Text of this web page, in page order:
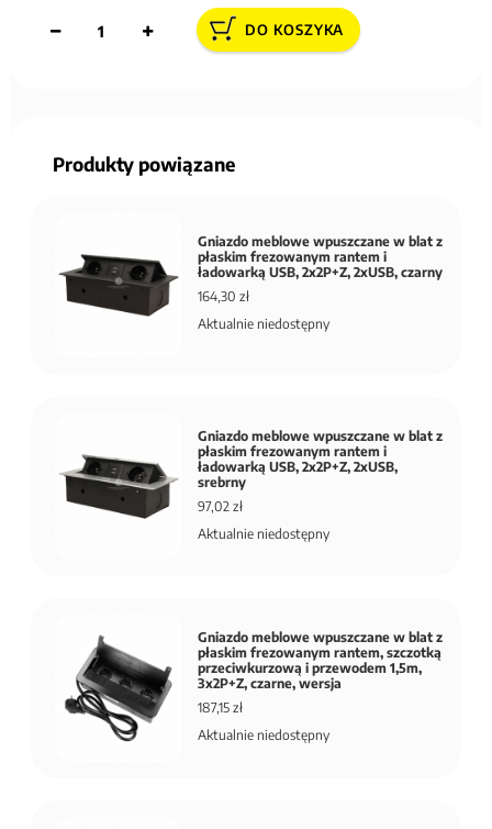
DO KOSZYKA
Produkty powiązane
Gniazdo meblowe wpuszczane w blat z
płaskim frezowanym rantem i
ładowarką USB, 2x2P+Z, 2xUSB, czarny
164,30 zł
Aktualnie niedostępny
Gniazdo meblowe wpuszczane w blat z
płaskim frezowanym rantem i
ładowarką USB, 2x2P+Z, 2xUSB,
srebrny
97,02 zł
Aktualnie niedostępny
Gniazdo meblowe wpuszczane w blat z
płaskim frezowanym rantem, szczotką
przeciwkurzową i przewodem 1,5m,
3x2P+Z, czarne, wersja
187,15 zł
Aktualnie niedostępny